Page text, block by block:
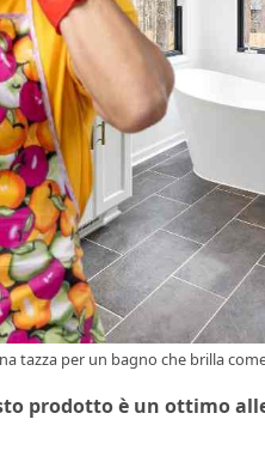
tazza per un bagno che brilla
prodotto è un ottimo